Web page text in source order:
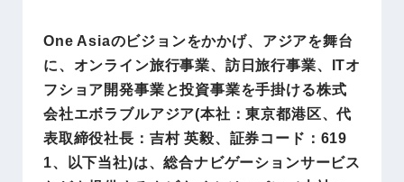
One Asiaのビジョンをかかげ、アジアを舞台
に、オンライン旅行事業、訪日旅行事業、ITオ
フショア開発事業と投資事業を手掛ける株式
会社エボラブルアジア(本社：東京都港区、代
表取締役社長：吉村 英毅、証券コード：619
1、以下当社)は、総合ナビゲーションサービス